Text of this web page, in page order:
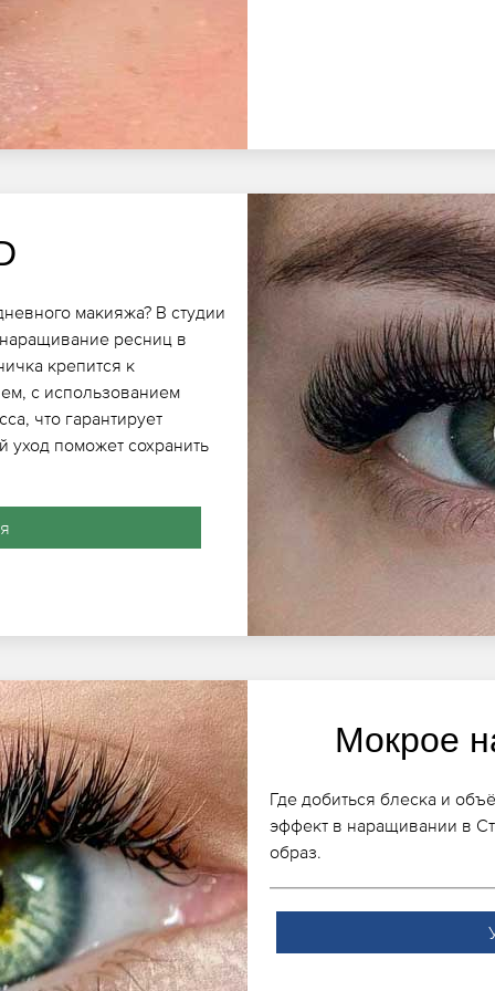
макияжа? В студии
наращивание ресниц в
крепится к
с использованием
что гарантирует
уход поможет сохранить
Мокрое
Где добиться блеска и
эффект в наращивании в
образ.